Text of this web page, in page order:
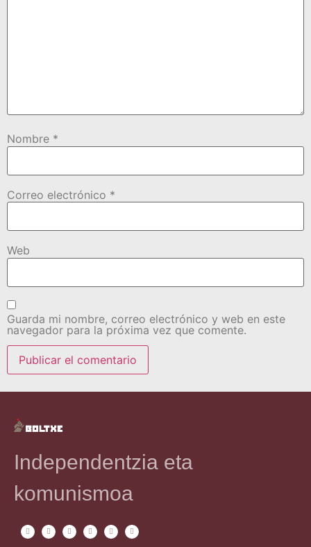
Nombre *
Correo electrónico *
Web
Guarda mi nombre, correo electrónico y web en este
navegador para la próxima vez que comente.
Independentzia eta
komunismoa